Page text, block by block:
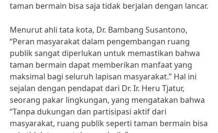
taman bermain bisa saja tidak berjalan dengan lancar.
Menurut ahli tata kota, Dr. Bambang Susantono,
“Peran masyarakat dalam pengembangan ruang
publik sangat diperlukan untuk memastikan bahwa
taman bermain dapat memberikan manfaat yang
maksimal bagi seluruh lapisan masyarakat.” Hal ini
sejalan dengan pendapat dari Dr. Ir. Heru Tjatur,
seorang pakar lingkungan, yang mengatakan bahwa
“Tanpa dukungan dan partisipasi aktif dari
masyarakat, ruang publik seperti taman bermain bisa